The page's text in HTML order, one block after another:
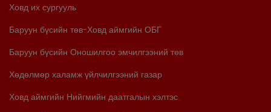
Ховд их сургууль
Баруун бүсийн төв-Ховд аймгийн ОБГ
Баруун бүсийн Оношилгоо эмчилгээний төв
Хөдөлмөр халамж үйлчилгээний газар
Ховд аймгийн Нийгмийн даатгалын хэлтэс